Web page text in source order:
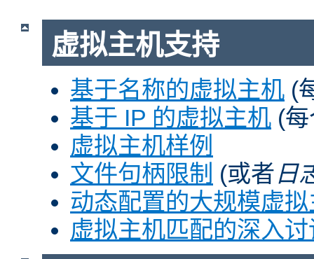
虚拟主机支持
基于名称的虚拟主机 (
基于 IP 的虚拟主机 (
虚拟主机样例
文件句柄限制 (或者日
动态配置的大规模虚
虚拟主机匹配的深入讨